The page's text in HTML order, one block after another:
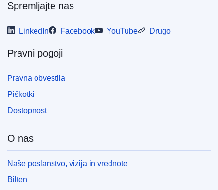
Spremljajte nas
LinkedIn Facebook YouTube Drugo
Pravni pogoji
Pravna obvestila
Piškotki
Dostopnost
O nas
Naše poslanstvo, vizija in vrednote
Bilten